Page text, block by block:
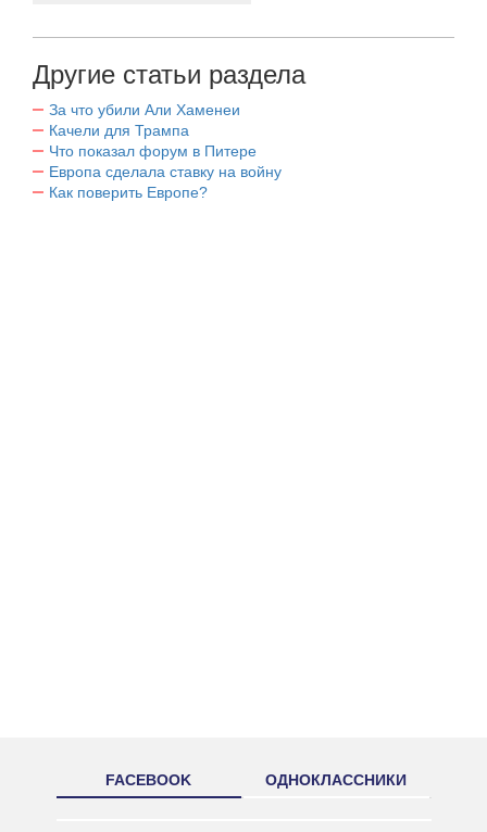
Другие статьи раздела
За что убили Али Хаменеи
Качели для Трампа
Что показал форум в Питере
Европа сделала ставку на войну
Как поверить Европе?
FACEBOOK ОДНОКЛАССНИКИ